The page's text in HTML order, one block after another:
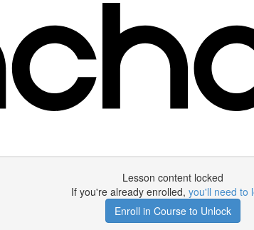
Lesson content locked
If you're already enrolled, you'll need to
Enroll in Course to Unlock